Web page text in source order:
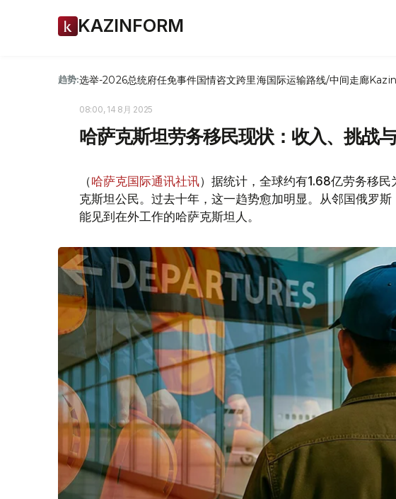
KAZINFORM
趋势:选举-2026总统府任免事件国情咨文跨里海国际运输路线/中间走廊
08:00, 14 8月 2025
哈萨克斯坦劳务移民现状：收入、挑战
（哈萨克国际通讯社讯）据统计，全球约有1.68亿劳务移
克斯坦公民。过去十年，这一趋势愈加明显。从邻国俄罗
能见到在外工作的哈萨克斯坦人。